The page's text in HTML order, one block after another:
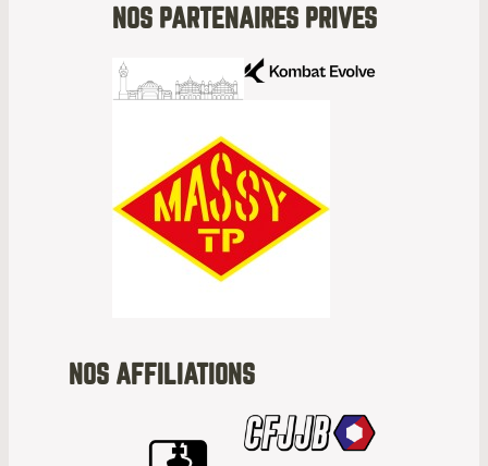
NOS PARTENAIRES PRIVES
NOS AFFILIATIONS